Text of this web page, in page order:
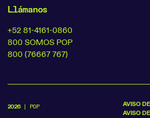
Llámanos
+52 81-4161-0860
800 SOMOS POP
800 (76667 767)
2026| POP
AVISO
AVISO